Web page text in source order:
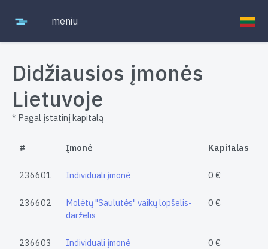
meniu
Didžiausios įmonės
Lietuvoje
* Pagal įstatinį kapitalą
# Įmonė Kapitalas
236601 Individuali įmonė 0 €
236602
Molėtų "Saulutės" vaikų lopšelis-
darželis
0 €
236603 Individuali įmonė 0 €